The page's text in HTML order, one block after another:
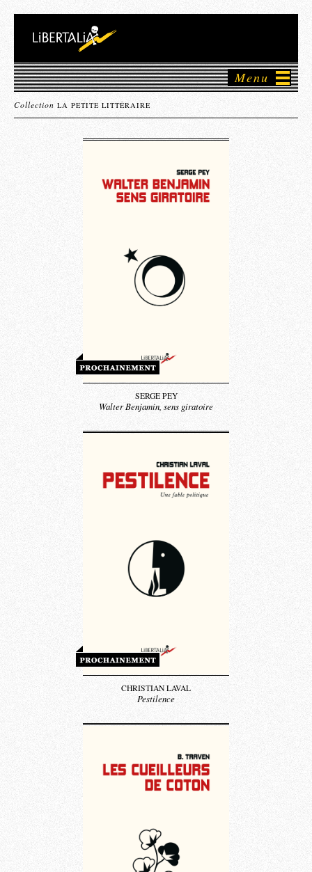
Menu
Collection LA PETITE LITTÉRAIRE
SERGE PEY
Walter Benjamin, sens giratoire
CHRISTIAN LAVAL
Pestilence